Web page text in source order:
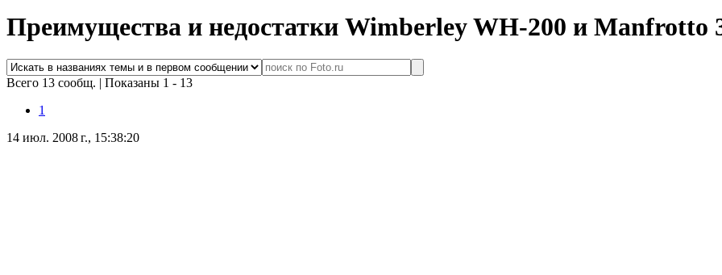
Преимущества и недостатки Wimberley WH-200 и Manfrotto
Всего 13 сообщ. | Показаны 1 - 13
1
14 июл. 2008 г., 15:38:20